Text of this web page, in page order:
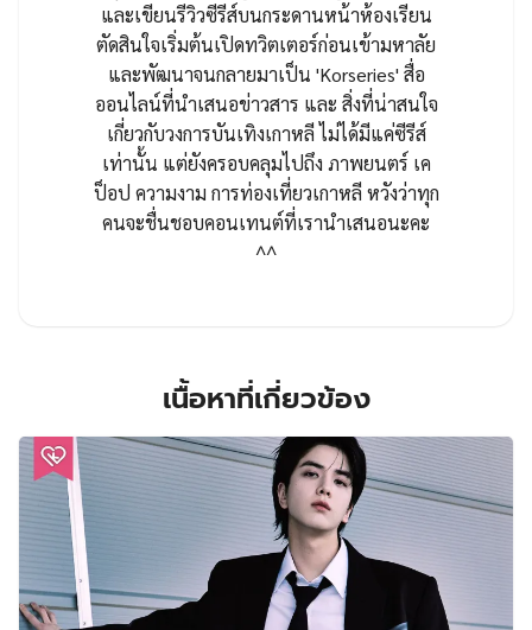
และเขียนรีวิวซีรีส์บนกระดานหน้าห้องเรียน
ตัดสินใจเริ่มต้นเปิดทวิตเตอร์ก่อนเข้ามหาลัย
และพัฒนาจนกลายมาเป็น 'Korseries' สื่อ
ออนไลน์ที่นำเสนอข่าวสาร และ สิ่งที่น่าสนใจ
เกี่ยวกับวงการบันเทิงเกาหลี ไม่ได้มีแค่ซีรีส์
เท่านั้น แต่ยังครอบคลุมไปถึง ภาพยนตร์ เค
ป็อป ความงาม การท่องเที่ยวเกาหลี หวังว่าทุก
คนจะชื่นชอบคอนเทนต์ที่เรานำเสนอนะคะ
^^
เนื้อหาที่เกี่ยวข้อง